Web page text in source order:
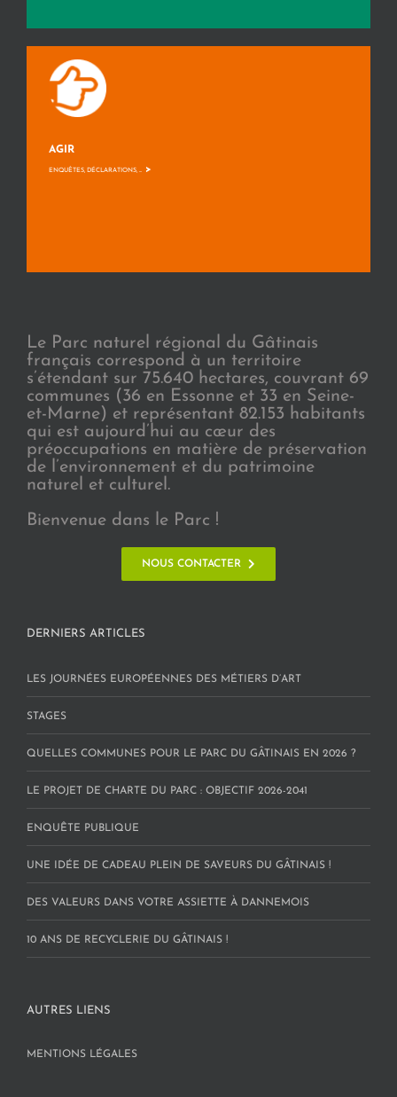
AGIR
ENQUÊTES, DÉCLARATIONS, ... >
Le Parc naturel régional du Gâtinais
français correspond à un territoire
s’étendant sur 75.640 hectares, couvrant 69
communes (36 en Essonne et 33 en Seine-
et-Marne) et représentant 82.153 habitants
qui est aujourd’hui au cœur des
préoccupations en matière de préservation
de l’environnement et du patrimoine
naturel et culturel.
Bienvenue dans le Parc !
NOUS CONTACTER
DERNIERS ARTICLES
LES JOURNÉES EUROPÉENNES DES MÉTIERS D’ART
STAGES
QUELLES COMMUNES POUR LE PARC DU GÂTINAIS EN 2026 ?
LE PROJET DE CHARTE DU PARC : OBJECTIF 2026-2041
ENQUÊTE PUBLIQUE
UNE IDÉE DE CADEAU PLEIN DE SAVEURS DU GÂTINAIS !
DES VALEURS DANS VOTRE ASSIETTE À DANNEMOIS
10 ANS DE RECYCLERIE DU GÂTINAIS !
AUTRES LIENS
MENTIONS LÉGALES